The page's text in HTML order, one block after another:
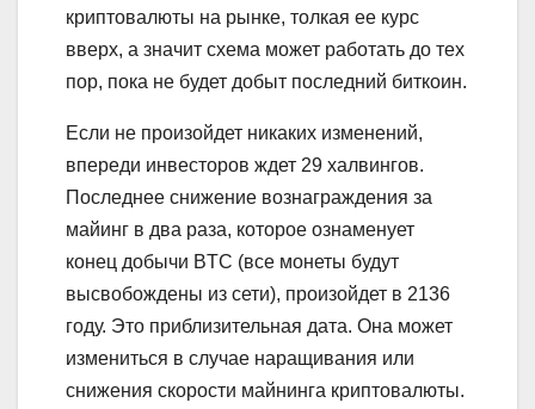
криптовалюты на рынке, толкая ее курс
вверх, а значит схема может работать до тех
пор, пока не будет добыт последний биткоин.
Если не произойдет никаких изменений,
впереди инвесторов ждет 29 халвингов.
Последнее снижение вознаграждения за
майинг в два раза, которое ознаменует
конец добычи BTC (все монеты будут
высвобождены из сети), произойдет в 2136
году. Это приблизительная дата. Она может
измениться в случае наращивания или
снижения скорости майнинга криптовалюты.